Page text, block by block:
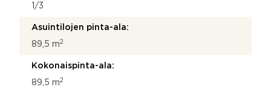
1/3
Asuintilojen pinta-ala:
89,5 m2
Kokonaispinta-ala:
89,5 m2